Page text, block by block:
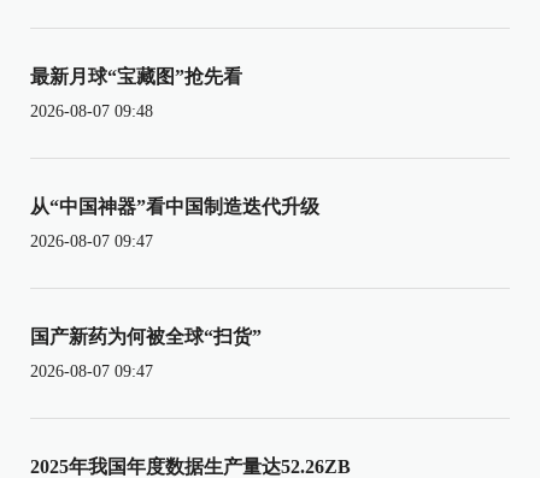
最新月球“宝藏图”抢先看
2026-08-07 09:48
从“中国神器”看中国制造迭代升级
2026-08-07 09:47
国产新药为何被全球“扫货”
2026-08-07 09:47
2025年我国年度数据生产量达52.26ZB